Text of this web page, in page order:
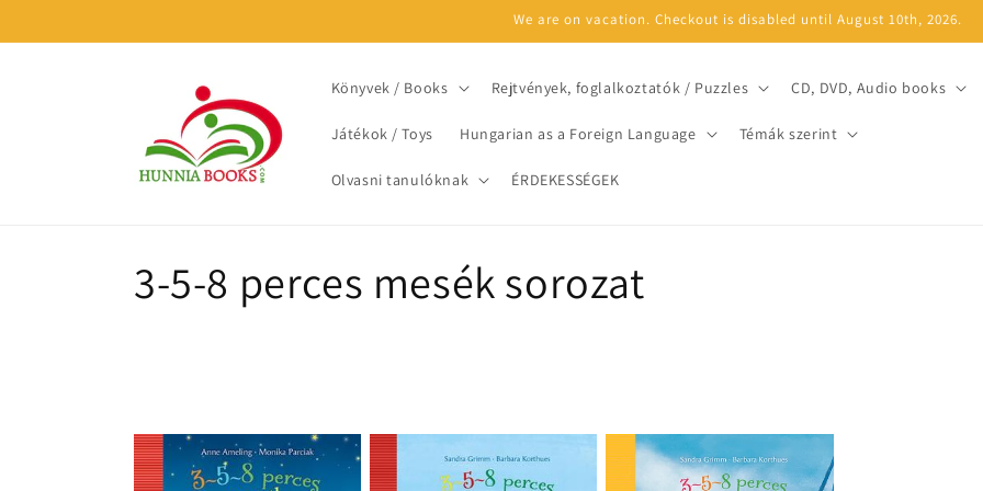
We are on vacation. Checkout is disabled until August 10th, 2026.
Könyvek / Books Rejtvények, foglalkoztatók / Puzzles CD, DVD, Audio books
Játékok / Toys Hungarian as a Foreign Language Témák szerint
Olvasni tanulóknak ÉRDEKESSÉGEK
C
l
3-5-8 perces mesék sorozat